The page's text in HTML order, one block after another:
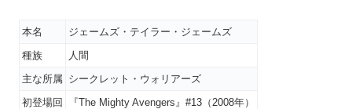
本名
ジェームズ・テイラー・ジェームズ
種族
人間
主な所属 シークレット・ウォリアーズ
初登場回
『The Mighty Avengers』#13（2008年）